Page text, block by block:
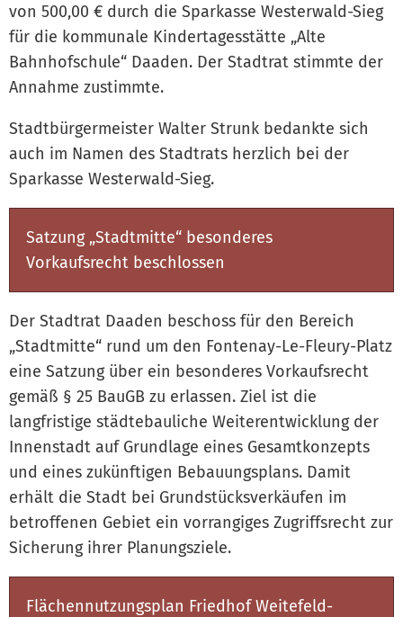
von 500,00 € durch die Sparkasse Westerwald-Sieg
für die kommunale Kindertagesstätte „Alte
Bahnhofschule“ Daaden. Der Stadtrat stimmte der
Annahme zustimmte.
Stadtbürgermeister Walter Strunk bedankte sich
auch im Namen des Stadtrats herzlich bei der
Sparkasse Westerwald-Sieg.
Satzung „Stadtmitte“ besonderes
Vorkaufsrecht beschlossen
Der Stadtrat Daaden beschoss für den Bereich
„Stadtmitte“ rund um den Fontenay-Le-Fleury-Platz
eine Satzung über ein besonderes Vorkaufsrecht
gemäß § 25 BauGB zu erlassen. Ziel ist die
langfristige städtebauliche Weiterentwicklung der
Innenstadt auf Grundlage eines Gesamtkonzepts
und eines zukünftigen Bebauungsplans. Damit
erhält die Stadt bei Grundstücksverkäufen im
betroffenen Gebiet ein vorrangiges Zugriffsrecht zur
Sicherung ihrer Planungsziele.
Flächennutzungsplan Friedhof Weitefeld-